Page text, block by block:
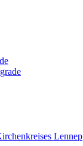
Lennep